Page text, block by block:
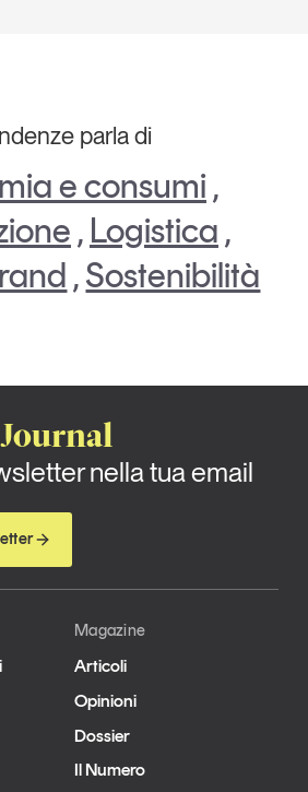
parla di
e consumi ,
, Logistica ,
,Sostenibilità
nella tua email
Magazine
Articoli
Opinioni
Dossier
Il Numero